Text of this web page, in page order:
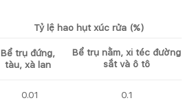
Tỷ lệ hao hụt xúc rửa (%)
Bể trụ đứng,
tàu, xà lan
Bể trụ nằm, xi téc đường
sắt và ô tô
0.01 0.1